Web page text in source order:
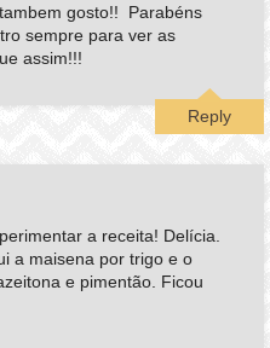
gosto!! Parabéns
sempre para ver as
assim!!!
Reply
a receita! Delícia.
a maisena por trigo e o
e pimentão. Ficou